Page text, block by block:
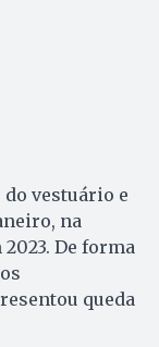
vestuário e
na
De forma
queda